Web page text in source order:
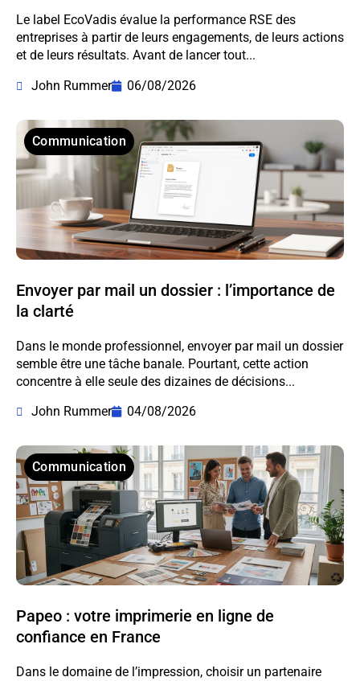
Le label EcoVadis évalue la performance RSE des
entreprises à partir de leurs engagements, de leurs actions
et de leurs résultats. Avant de lancer tout...
John Rummer
06/08/2026
Communication
Envoyer par mail un dossier : l’importance de
la clarté
Dans le monde professionnel, envoyer par mail un dossier
semble être une tâche banale. Pourtant, cette action
concentre à elle seule des dizaines de décisions...
John Rummer
04/08/2026
Communication
Papeo : votre imprimerie en ligne de
confiance en France
Dans le domaine de l’impression, choisir un partenaire